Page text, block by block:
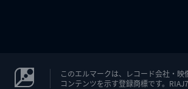
このエルマークは、レコード会社・映
コンテンツを示す登録商標です。